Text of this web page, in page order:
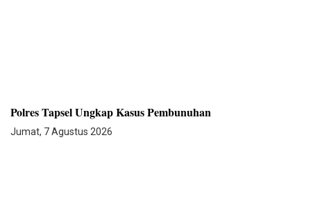
Polres Tapsel Ungkap Kasus Pembunuhan
Jumat, 7 Agustus 2026